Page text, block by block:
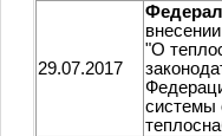
29.07.2017
"О
системы